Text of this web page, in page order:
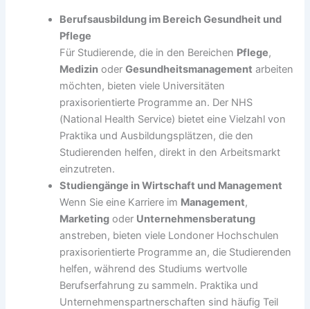
Berufsausbildung im Bereich Gesundheit und
Pflege
Für Studierende, die in den Bereichen Pflege,
Medizin oderGesundheitsmanagement arbeiten
möchten, bieten viele Universitäten
praxisorientierte Programme an. Der NHS
(National Health Service) bietet eine Vielzahl von
Praktika und Ausbildungsplätzen, die den
Studierenden helfen, direkt in den Arbeitsmarkt
einzutreten.
Studiengänge in Wirtschaft und Management
Wenn Sie eine Karriere im Management,
Marketing oder Unternehmensberatung
anstreben, bieten viele Londoner Hochschulen
praxisorientierte Programme an, die Studierenden
helfen, während des Studiums wertvolle
Berufserfahrung zu sammeln. Praktika und
Unternehmenspartnerschaften sind häufig Teil